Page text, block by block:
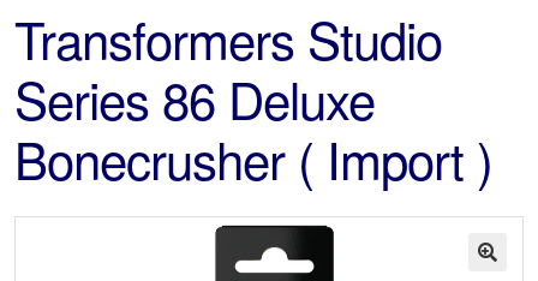
Transformers Studio
Series 86 Deluxe
Bonecrusher ( Import )